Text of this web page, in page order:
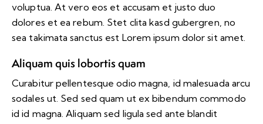
voluptua. At vero eos et accusam et justo duo
dolores et ea rebum. Stet clita kasd gubergren, no
sea takimata sanctus est Lorem ipsum dolor sit amet.
Aliquam quis lobortis quam
Curabitur pellentesque odio magna, id malesuada arcu
sodales ut. Sed sed quam ut ex bibendum commodo
id id magna. Aliquam sed ligula sed ante blandit